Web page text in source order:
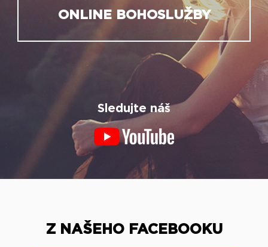
ONLINE BOHOSLUŽBY
Sledujte náš
Z NAŠEHO FACEBOOKU